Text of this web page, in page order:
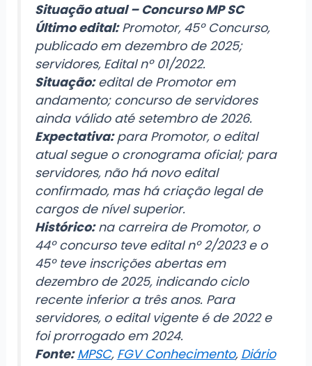
Situação atual – Concurso MP SC
Último edital:Promotor, 45º Concurso,
publicado em dezembro de 2025;
servidores, Edital nº 01/2022.
Situação:edital de Promotor em
andamento; concurso de servidores
ainda válido até setembro de 2026.
Expectativa:para Promotor, o edital
atual segue o cronograma oficial; para
servidores, não há novo edital
confirmado, mas há criação legal de
cargos de nível superior.
Histórico:na carreira de Promotor, o
44º concurso teve edital nº 2/2023 e o
45º teve inscrições abertas em
dezembro de 2025, indicando ciclo
recente inferior a três anos. Para
servidores, o edital vigente é de 2022 e
foi prorrogado em 2024.
Fonte: MPSC, FGV Conhecimento, Diário